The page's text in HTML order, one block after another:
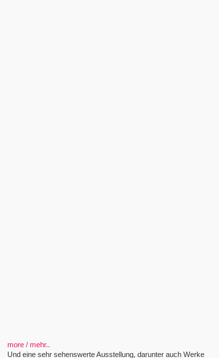
more / mehr..
Und eine sehr sehenswerte Ausstellung, darunter auch Werke